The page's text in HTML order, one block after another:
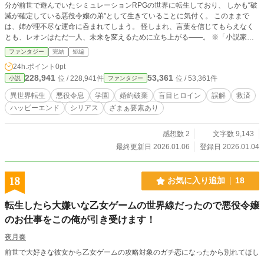
分が前世で遊んでいたシミュレーションRPGの世界に転生しており、 しかも“破
滅が確定している悪役令嬢の弟”として生きていることに気付く。 このままで
は、姉が理不尽な運命に呑まれてしまう。 怪しまれ、言葉を信じてもらえなく
とも、レオンはただ一人、未来を変えるために立ち上がる――。 ※「小説家に
なろう」「カクヨム」にも投稿しています。
ファンタジー 完結 短編
24h.ポイント 0pt
小説 228,941 位 / 228,941件 ファンタジー 53,361 位 / 53,361件
異世界転生 悪役令息 学園 婚約破棄 盲目ヒロイン 誤解
救済
ハッピーエンド
シリアス ざまぁ要素あり
感想数 2
文字数 9,143
最終更新日 2026.01.06
登録日 2026.01.04
18 お気に入り追加 18
転生したら大嫌いな乙女ゲームの世界線だったので悪役令嬢
のお仕事をこの俺が引き受けます！
夜月奏
前世で大好きな彼女から乙女ゲームの攻略対象のガチ恋になったから別れてほし